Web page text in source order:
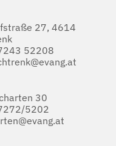
27, 4614
52208
30
5202